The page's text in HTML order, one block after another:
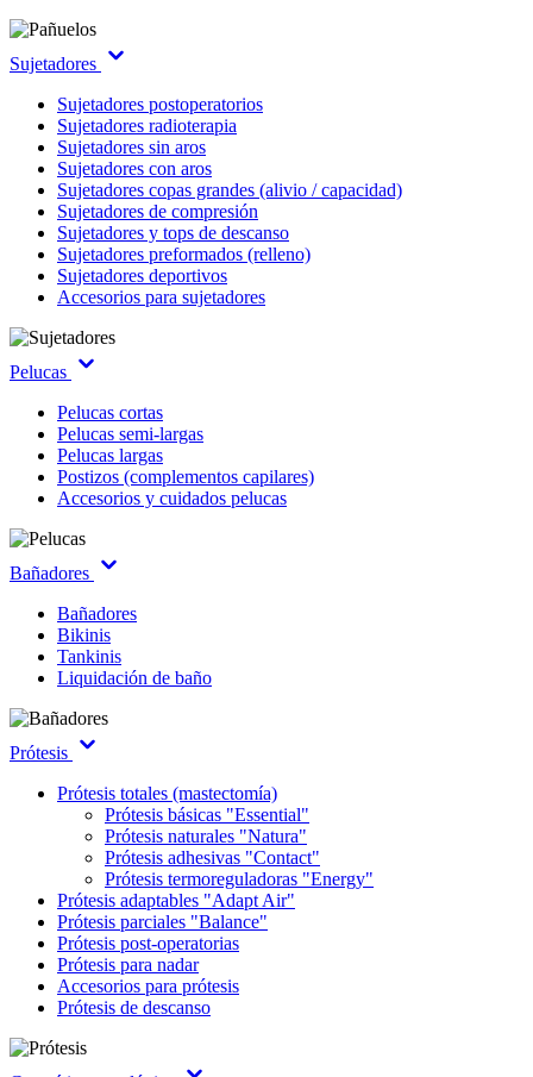
Sujetadores
Sujetadores postoperatorios
Sujetadores radioterapia
Sujetadores sin aros
Sujetadores con aros
Sujetadores copas grandes (alivio / capacidad)
Sujetadores de compresión
Sujetadores y tops de descanso
Sujetadores preformados (relleno)
Sujetadores deportivos
Accesorios para sujetadores
Pelucas
Pelucas cortas
Pelucas semi-largas
Pelucas largas
Postizos (complementos capilares)
Accesorios y cuidados pelucas
Bañadores
Bañadores
Bikinis
Tankinis
Liquidación de baño
Prótesis
Prótesis totales (mastectomía)
Prótesis básicas "Essential"
Prótesis naturales "Natura"
Prótesis adhesivas "Contact"
Prótesis termoreguladoras "Energy"
Prótesis adaptables "Adapt Air"
Prótesis parciales "Balance"
Prótesis post-operatorias
Prótesis para nadar
Accesorios para prótesis
Prótesis de descanso